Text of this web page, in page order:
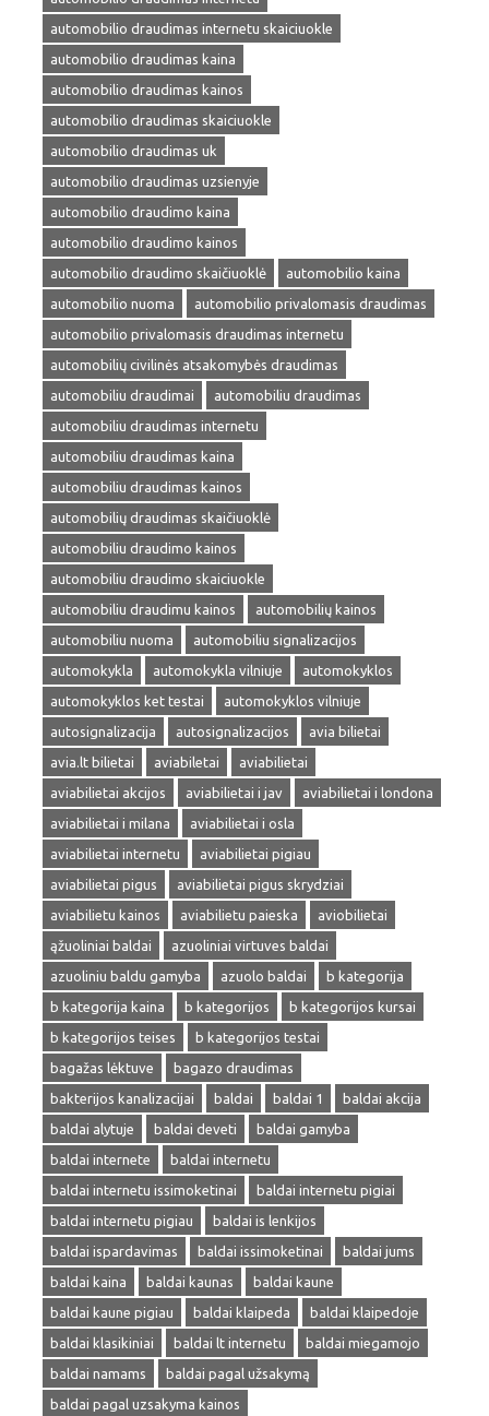
automobilio draudimas internetu skaiciuokle
automobilio draudimas kaina
automobilio draudimas kainos
automobilio draudimas skaiciuokle
automobilio draudimas uk
automobilio draudimas uzsienyje
automobilio draudimo kaina
automobilio draudimo kainos
automobilio draudimo skaičiuoklė
automobilio kaina
automobilio nuoma
automobilio privalomasis draudimas
automobilio privalomasis draudimas internetu
automobilių civilinės atsakomybės draudimas
automobiliu draudimai
automobiliu draudimas
automobiliu draudimas internetu
automobiliu draudimas kaina
automobiliu draudimas kainos
automobilių draudimas skaičiuoklė
automobiliu draudimo kainos
automobiliu draudimo skaiciuokle
automobiliu draudimu kainos
automobilių kainos
automobiliu nuoma
automobiliu signalizacijos
automokykla
automokykla vilniuje
automokyklos
automokyklos ket testai
automokyklos vilniuje
autosignalizacija
autosignalizacijos
avia bilietai
avia.lt bilietai
aviabiletai
aviabilietai
aviabilietai akcijos
aviabilietai i jav
aviabilietai i londona
aviabilietai i milana
aviabilietai i osla
aviabilietai internetu
aviabilietai pigiau
aviabilietai pigus
aviabilietai pigus skrydziai
aviabilietu kainos
aviabilietu paieska
aviobilietai
ąžuoliniai baldai
azuoliniai virtuves baldai
azuoliniu baldu gamyba
azuolo baldai
b kategorija
b kategorija kaina
b kategorijos
b kategorijos kursai
b kategorijos teises
b kategorijos testai
bagažas lėktuve
bagazo draudimas
bakterijos kanalizacijai
baldai baldai 1
baldai akcija
baldai alytuje
baldai deveti
baldai gamyba
baldai internete
baldai internetu
baldai internetu issimoketinai
baldai internetu pigiai
baldai internetu pigiau
baldai is lenkijos
baldai ispardavimas
baldai issimoketinai
baldai jums
baldai kaina
baldai kaunas
baldai kaune
baldai kaune pigiau
baldai klaipeda
baldai klaipedoje
baldai klasikiniai
baldai lt internetu
baldai miegamojo
baldai namams
baldai pagal užsakymą
baldai pagal uzsakyma kainos